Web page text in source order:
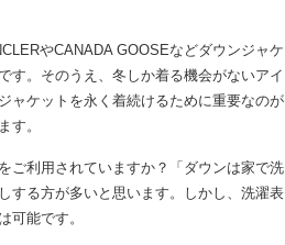
やCANADA GOOSEなどダウンジャケ
す。そのうえ、冬しか着る機会がないアイ
ャケットを永く着続けるために重要なのが
す。
ご利用されていますか？「ダウンは家で洗
する方が多いと思います。しかし、洗濯表
可能です。